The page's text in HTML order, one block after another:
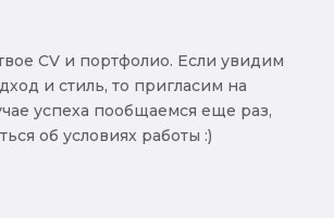
CV и портфолио. Если увидим
и стиль, то пригласим на
успеха пообщаемся еще раз,
об условиях работы :)